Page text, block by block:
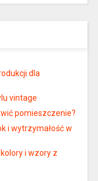
dla
vintage
pomieszczenie?
i wytrzymałość w
i wzory z